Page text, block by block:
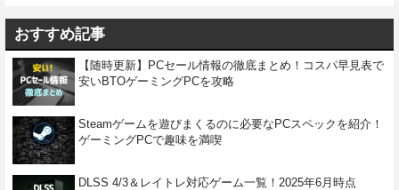
おすすめ記事
【随時更新】PCセール情報の徹底まとめ！コスパ早見表で
安いBTOゲーミングPCを攻略
Steamゲームを遊びまくるのに必要なPCスペックを紹介！
ゲーミングPCで趣味を満喫
DLSS 4/3＆レイトレ対応ゲーム一覧！2025年6月時点